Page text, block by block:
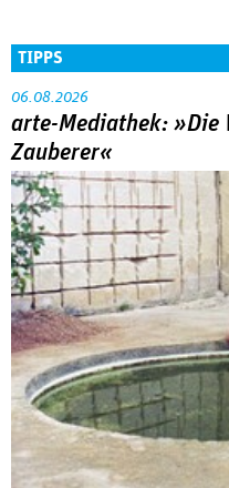
TIPPS
06.08.2026
arte-Mediathek: »Die
Zauberer«